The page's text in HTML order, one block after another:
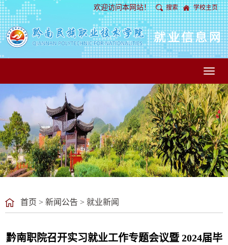
欢迎访问本网站！ 搜索 学校主页
Toggle
首页 > 新闻公告 > 就业新闻
黔南职院召开实习就业工作专题会议暨 2024届毕